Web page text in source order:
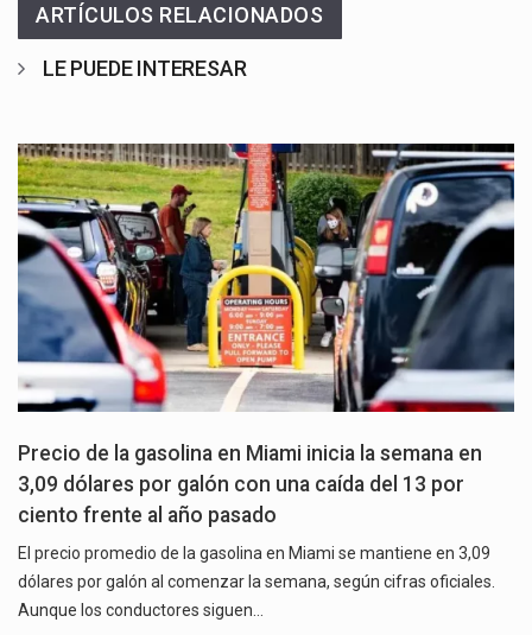
ARTÍCULOS RELACIONADOS
LE PUEDE INTERESAR
Precio de la gasolina en Miami inicia la semana en
3,09 dólares por galón con una caída del 13 por
ciento frente al año pasado
El precio promedio de la gasolina en Miami se mantiene en 3,09
dólares por galón al comenzar la semana, según cifras oficiales.
Aunque los conductores siguen…